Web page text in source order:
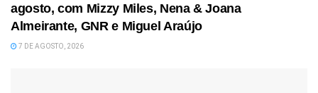
agosto, com Mizzy Miles, Nena & Joana
Almeirante, GNR e Miguel Araújo
7 DE AGOSTO, 2026